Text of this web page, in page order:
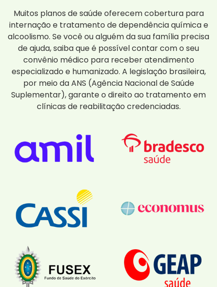
Muitos planos de saúde oferecem cobertura para
internação e tratamento de dependência química e
alcoolismo. Se você ou alguém da sua família precisa
de ajuda, saiba que é possível contar com o seu
convênio médico para receber atendimento
especializado e humanizado. A legislação brasileira,
por meio da ANS (Agência Nacional de Saúde
Suplementar), garante o direito ao tratamento em
clínicas de reabilitação credenciadas.